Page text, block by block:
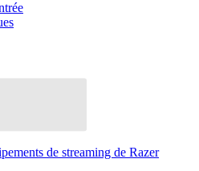
de streaming de Razer